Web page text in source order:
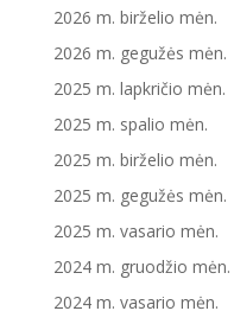
2026 m. birželio mėn.
2026 m. gegužės mėn.
2025 m. lapkričio mėn.
2025 m. spalio mėn.
2025 m. birželio mėn.
2025 m. gegužės mėn.
2025 m. vasario mėn.
2024 m. gruodžio mėn.
2024 m. vasario mėn.